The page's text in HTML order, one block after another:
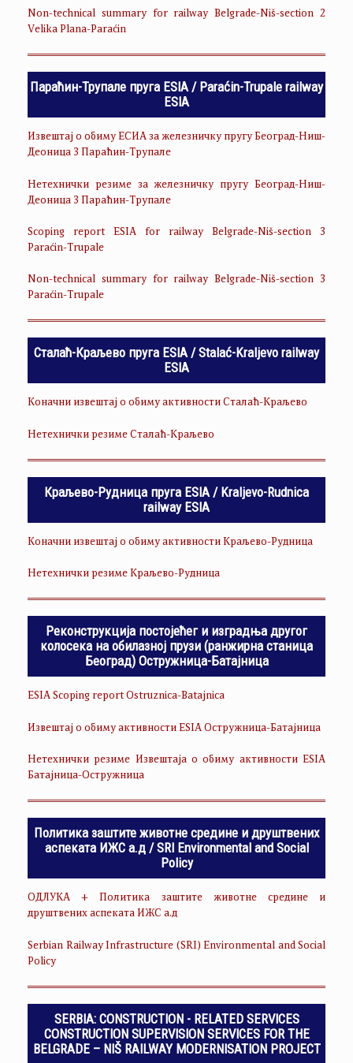
Non-technical summary for railway Belgrade-Niš-section 2
Velika Plana-Paraćin
Параћин-Трупале пруга ESIA / Paraćin-Trupale railway
ESIA
Извештај о обиму ЕСИА за железничку пругу Београд-Ниш-
Деоница 3 Параћин-Трупале
Нетехнички резиме за железничку пругу Београд-Ниш-
Деоница 3 Параћин-Трупале
Scoping report ESIA for railway Belgrade-Niš-section 3
Paraćin-Trupale
Non-technical summary for railway Belgrade-Niš-section 3
Paraćin-Trupale
Сталаћ-Краљево пруга ESIA / Stalać-Kraljevo railway
ESIA
Коначни извештај о обиму активности Сталаћ-Краљево
Нетехнички резиме Сталаћ-Краљево
Краљево-Рудница пруга ESIA / Kraljevo-Rudnica
railway ESIA
Коначни извештај о обиму активности Краљево-Рудница
Нетехнички резиме Краљево-Рудница
Реконструкција постојећег и изградња другог
колосека на обилазној прузи (ранжирна станица
Београд) Остружница-Батајница
ESIA Scoping report Ostruznica-Batajnica
Извештај о обиму активности ESIA Остружница-Батајница
Нетехнички резиме Извештаја о обиму активности ESIA
Батајница-Остружница
Политика заштите животне средине и друштвених
аспеката ИЖС а.д / SRI Environmental and Social
Policy
ОДЛУКА + Политика заштите животне средине и
друштвених аспеката ИЖС а.д
Serbian Railway Infrastructure (SRI) Environmental and Social
Policy
SERBIA: CONSTRUCTION - RELATED SERVICES
CONSTRUCTION SUPERVISION SERVICES FOR THE
BELGRADE – NIŠ RAILWAY MODERNISATION PROJECT